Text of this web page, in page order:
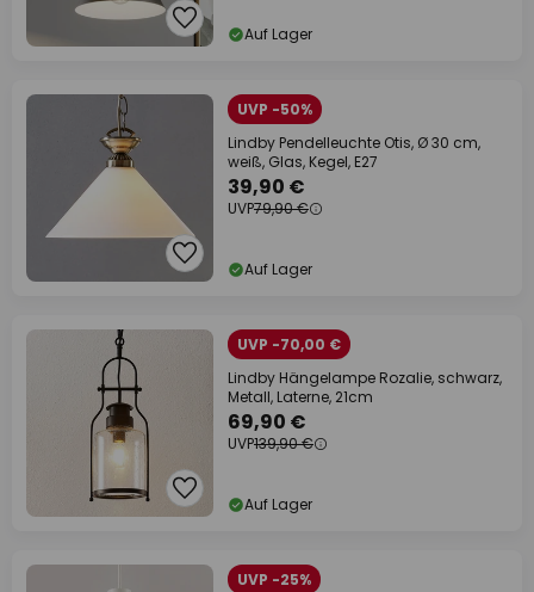
Auf Lager
UVP -50%
Lindby Pendelleuchte Otis, Ø 30 cm,
weiß, Glas, Kegel, E27
39,90 €
UVP79,90 €
Auf Lager
UVP -70,00 €
Lindby Hängelampe Rozalie, schwarz,
Metall, Laterne, 21cm
69,90 €
UVP139,90 €
Auf Lager
UVP -25%